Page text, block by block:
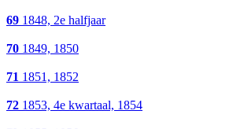
69 1848, 2e halfjaar
70 1849, 1850
71 1851, 1852
72 1853, 4e kwartaal, 1854